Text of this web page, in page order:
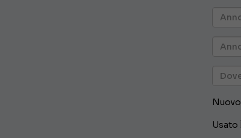
Nuovo
Usato